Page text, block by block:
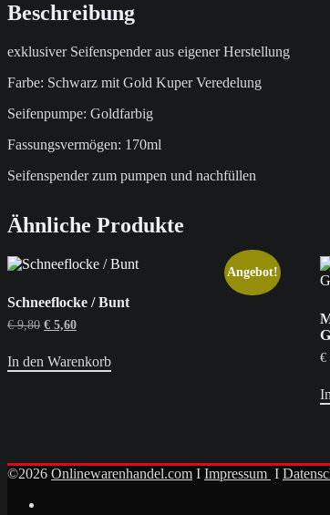
Beschreibung
exklusiver Seifenspender aus eigener Herstellung
Farbe: Schwarz mit Gold Kuper Veredelung
Seifenpumpe: Goldfarbig
Fassungsvermögen: 170ml
Seifenspender zum pumpen und nachfüllen
Ähnliche Produkte
Angebot!
Schneeflocke / Bunt
€9,80 Ursprünglicher
war:
€ 9,80
€ 5,60Aktueller
ist:
€ 5,60.
In den Warenkorb €
©2026 Onlinewarenhandel.com I Impressum I